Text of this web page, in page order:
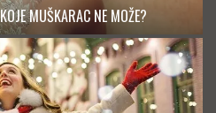
MUŠKARAC NE MOŽE?